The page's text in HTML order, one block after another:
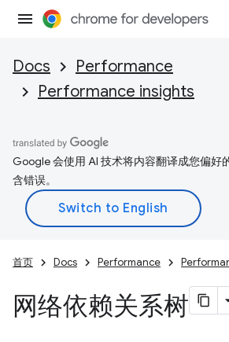
Docs
Performance
Performance insights
Google 会使用 AI 技术将内容翻译成您偏好
含错误。
首页 Docs Performance
网络依赖关系树